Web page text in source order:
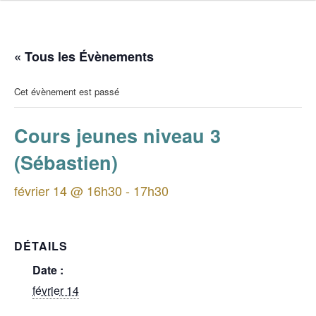
« Tous les Évènements
Cet évènement est passé
Cours jeunes niveau 3
(Sébastien)
février 14 @ 16h30 - 17h30
DÉTAILS
Date :
février 14